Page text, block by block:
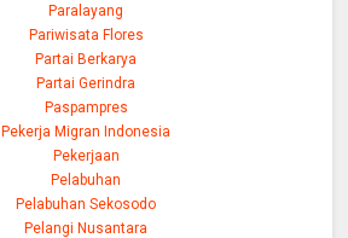
Paralayang
Pariwisata Flores
Partai Berkarya
Partai Gerindra
Paspampres
Pekerja Migran Indonesia
Pekerjaan
Pelabuhan
Pelabuhan Sekosodo
Pelangi Nusantara